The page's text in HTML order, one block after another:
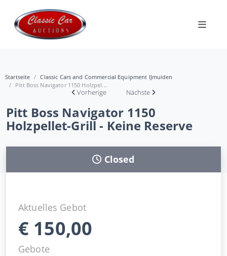
Startseite
Classic Cars and Commercial Equipment IJmuiden
Pitt Boss Navigator 1150 Holzpel...
Vorherige Nächste
Pitt Boss Navigator 1150
Holzpellet-Grill - Keine Reserve
Closed
Aktuelles Gebot
€ 150,00
Gebote